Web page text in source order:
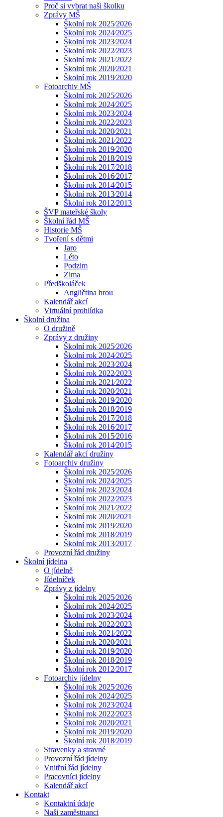
Proč si vybrat naši školku
Zprávy MŠ
Školní rok 2025⁄2026
Školní rok 2024⁄2025
Školní rok 2023⁄2024
Školní rok 2022⁄2023
Školní rok 2021⁄2022
Školní rok 2020⁄2021
Školní rok 2019⁄2020
Fotoarchiv MŠ
Školní rok 2025⁄2026
Školní rok 2024⁄2025
Školní rok 2023⁄2024
Školní rok 2022⁄2023
Školní rok 2020⁄2021
Školní rok 2021⁄2022
Školní rok 2019⁄2020
Školní rok 2018⁄2019
Školní rok 2017⁄2018
Školní rok 2016⁄2017
Školní rok 2014⁄2015
Školní rok 2013⁄2014
Školní rok 2012⁄2013
ŠVP mateřské školy
Školní řád MŠ
Historie MŠ
Tvoření s dětmi
Jaro
Léto
Podzim
Zima
Předškoláček
Angličtina hrou
Kalendář akcí
Virtuální prohlídka
Školní družina
O družině
Zprávy z družiny
Školní rok 2025⁄2026
Školní rok 2024⁄2025
Školní rok 2023⁄2024
Školní rok 2022⁄2023
Školní rok 2021⁄2022
Školní rok 2020⁄2021
Školní rok 2019⁄2020
Školní rok 2018⁄2019
Školní rok 2017⁄2018
Školní rok 2016⁄2017
Školní rok 2015⁄2016
Školní rok 2014⁄2015
Kalendář akcí družiny
Fotoarchiv družiny
Školní rok 2025⁄2026
Školní rok 2024⁄2025
Školní rok 2023⁄2024
Školní rok 2022⁄2023
Školní rok 2021⁄2022
Školní rok 2020⁄2021
Školní rok 2019⁄2020
Školní rok 2018⁄2019
Školní rok 2013⁄2017
Provozní řád družiny
Školní jídelna
O jídelně
Jídelníček
Zprávy z jídelny
Školní rok 2025⁄2026
Školní rok 2024⁄2025
Školní rok 2023⁄2024
Školní rok 2022⁄2023
Školní rok 2021⁄2022
Školní rok 2020⁄2021
Školní rok 2019⁄2020
Školní rok 2018⁄2019
Školní rok 2012⁄2017
Fotoarchiv jídelny
Školní rok 2025⁄2026
Školní rok 2024⁄2025
Školní rok 2023⁄2024
Školní rok 2022⁄2023
Školní rok 2020⁄2021
Školní rok 2019⁄2020
Školní rok 2018⁄2019
Stravenky a stravné
Provozní řád jídelny
Vnitřní řád jídelny
Pracovníci jídelny
Kalendář akcí
Kontakt
Kontaktní údaje
Naši zaměstnanci